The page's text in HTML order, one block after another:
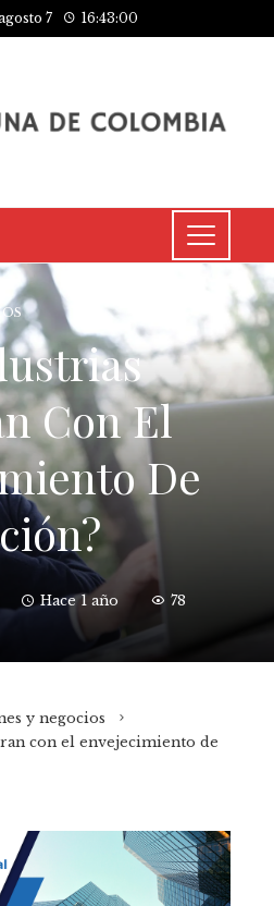
7 16:43:01
Con El
De
Hace 1 año 78
y negocios
con el envejecimiento de